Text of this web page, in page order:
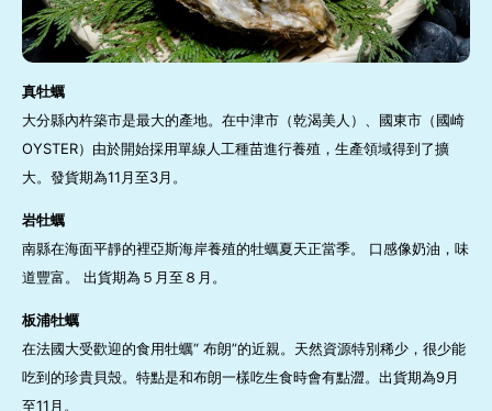
真牡蠣
大分縣內杵築市是最大的產地。在中津市（乾渴美人）、國東市（國崎
OYSTER）由於開始採用單線人工種苗進行養殖，生產領域得到了擴
大。發貨期為11月至3月。
岩牡蠣
南縣在海面平靜的裡亞斯海岸養殖的牡蠣夏天正當季。 口感像奶油，味
道豐富。 出貨期為５月至８月。
板浦牡蠣
在法國大受歡迎的食用牡蠣“ 布朗”的近親。天然資源特別稀少，很少能
吃到的珍貴貝殼。特點是和布朗一樣吃生食時會有點澀。出貨期為9月
至11月。